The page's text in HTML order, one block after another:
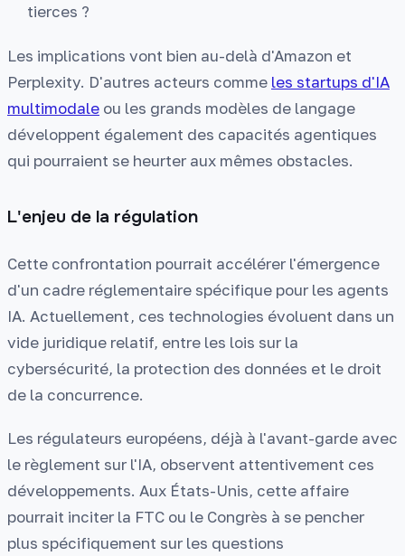
tierces ?
Les implications vont bien au-delà d'Amazon et
Perplexity. D'autres acteurs comme les startups d'IA
multimodale ou les grands modèles de langage
développent également des capacités agentiques
qui pourraient se heurter aux mêmes obstacles.
L'enjeu de la régulation
Cette confrontation pourrait accélérer l'émergence
d'un cadre réglementaire spécifique pour les agents
IA. Actuellement, ces technologies évoluent dans un
vide juridique relatif, entre les lois sur la
cybersécurité, la protection des données et le droit
de la concurrence.
Les régulateurs européens, déjà à l'avant-garde avec
le règlement sur l'IA, observent attentivement ces
développements. Aux États-Unis, cette affaire
pourrait inciter la FTC ou le Congrès à se pencher
plus spécifiquement sur les questions